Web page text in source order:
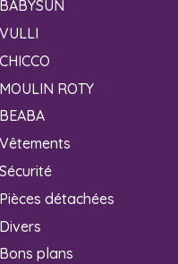
BABYSUN
VULLI
CHICCO
MOULIN ROTY
BEABA
Vêtements
Sécurité
Pièces détachées
Divers
Bons plans